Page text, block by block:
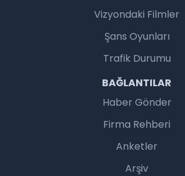
Vizyondaki Filmler
Şans Oyunları
Trafik Durumu
BAĞLANTILAR
Haber Gönder
Firma Rehberi
Anketler
Arşiv